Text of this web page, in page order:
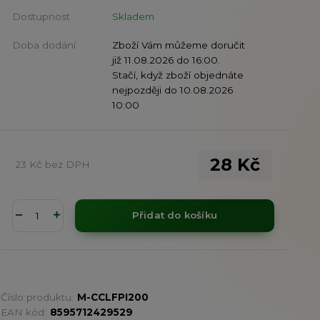
Dostupnost Skladem
Doba dodání
Zboží Vám můžeme doručit
již 11.08.2026 do 16:00.
Stačí, když zboží objednáte
nejpozději do 10.08.2026
10:00
28 Kč
23 Kč bez DPH
Přidat do košíku
Číslo produktu: M-CCLFPI200
EAN kód: 8595712429529